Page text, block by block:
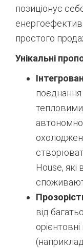
позиціонує
простого
Унікальні
поєднання
House, які
від